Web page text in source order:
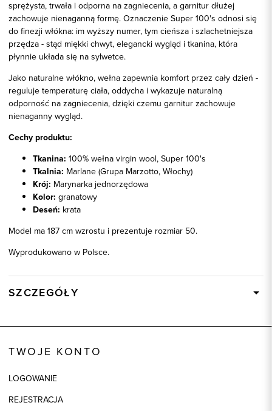
sprężysta, trwała i odporna na zagniecenia, a garnitur dłużej
zachowuje nienaganną formę. Oznaczenie Super 100's odnosi się
do finezji włókna: im wyższy numer, tym cieńsza i szlachetniejsza
przędza - stąd miękki chwyt, elegancki wygląd i tkanina, która
płynnie układa się na sylwetce.
Jako naturalne włókno, wełna zapewnia komfort przez cały dzień -
reguluje temperaturę ciała, oddycha i wykazuje naturalną
odporność na zagniecenia, dzięki czemu garnitur zachowuje
nienaganny wygląd.
Cechy produktu:
Tkanina: 100% wełna virgin wool, Super 100's
Tkalnia: Marlane (Grupa Marzotto, Włochy)
Krój: Marynarka jednorzędowa
Kolor: granatowy
Deseń: krata
Model ma 187 cm wzrostu i prezentuje rozmiar 50.
Wyprodukowano w Polsce.
SZCZEGÓŁY
Skład tkaniny
Składy podszewek
TWOJE KONTO
LOGOWANIE
REJESTRACJA